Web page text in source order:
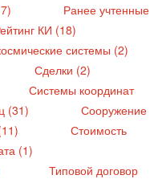
Ранее учтенные
КИ (18)
системы (2)
Сделки (2)
Системы координат
(31)
Сооружение
Стоимость
(1)
Типовой договор